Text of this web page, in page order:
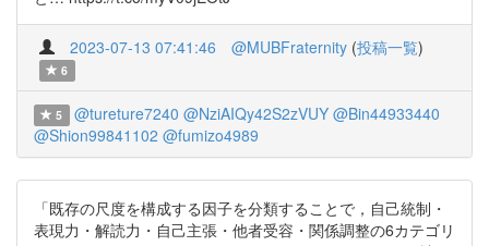
2023-07-13 07:41:46 @MUBFraternity (投稿一覧)
6
5 @tureture7240 @NziAIQy42S2zVUY @Bin44933440
@Shion99841102 @fumizo4989
「既存の尺度を構成する因子を分類することで，自己統制・
表現力・解読力・自己主張・他者受容・関係調整の6カテゴリ